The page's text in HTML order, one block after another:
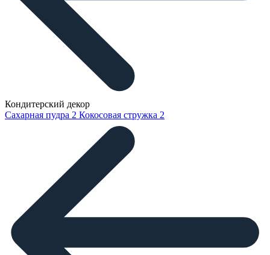
Кондитерский декор
Сахарная пудра 2 Кокосовая стружка 2